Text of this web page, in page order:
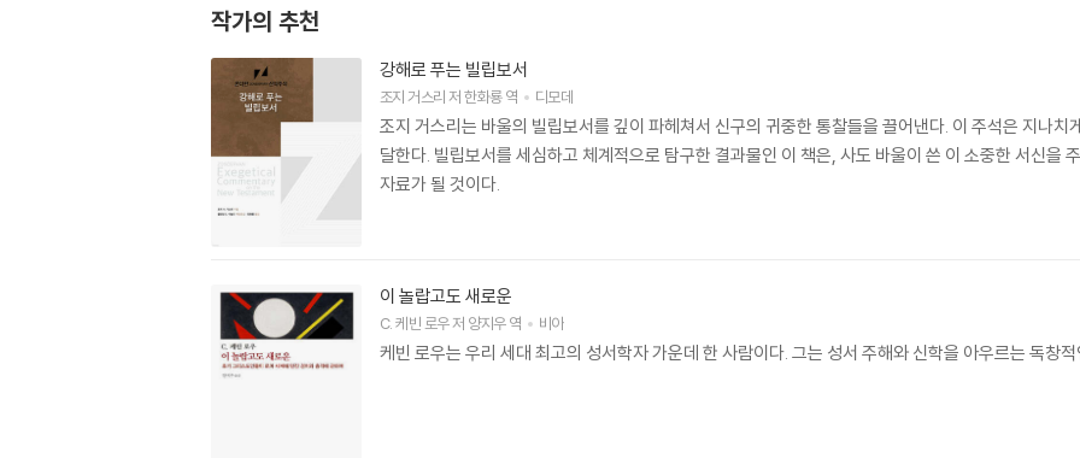
작가의 추천
강해로 푸는 빌립보서
조지 거스리저한화룡역 디모데
조지 거스리는 바울의 빌립보서를 깊이 파헤쳐서 신구의 귀중한 통찰들을 끌어낸다. 이 주석은 지나
달한다. 빌립보서를 세심하고 체계적으로 탐구한 결과물인 이 책은, 사도 바울이 쓴 이 소중한 서신을
자료가 될 것이다.
이 놀랍고도 새로운
C. 케빈 로우저 양지우역 비아
케빈 로우는 우리 세대 최고의 성서학자 가운데 한 사람이다. 그는 성서 주해와 신학을 아우르는 독창